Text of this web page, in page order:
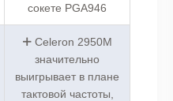
сокете PGA946
Celeron 2950M
значительно
выигрывает в плане
тактовой частоты,